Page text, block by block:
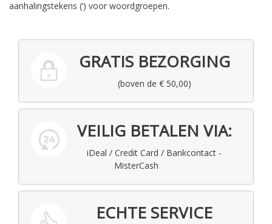
aanhalingstekens (‘) voor woordgroepen.
GRATIS BEZORGING
(boven de € 50,00)
VEILIG BETALEN VIA:
iDeal / Credit Card / Bankcontact -
MisterCash
ECHTE SERVICE